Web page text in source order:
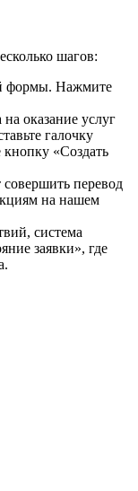
шагов:
формы. Нажмите
оказание услуг
галочку
«Создать
совершить перевод
на нашем
система
заявки», где